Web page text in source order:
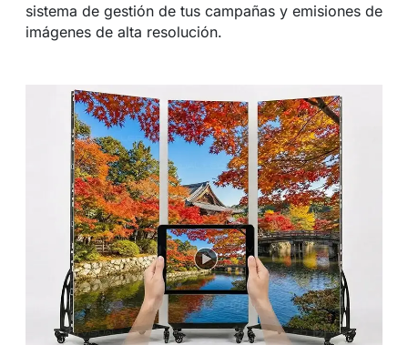
sistema de gestión de tus campañas y emisiones de
imágenes de alta resolución.